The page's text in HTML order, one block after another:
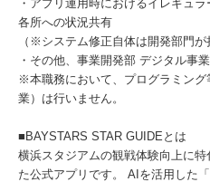
・アプリ運用時におけるイレギュ
各所への状況共有
（※システム修正自体は開発部門が
・その他、事業開発部 デジタル事
※本職務において、プログラミン
業）は行いません。
■BAYSTARS STAR GUIDEとは
横浜スタジアムの観戦体験向上に
た公式アプリです。 AIを活用した